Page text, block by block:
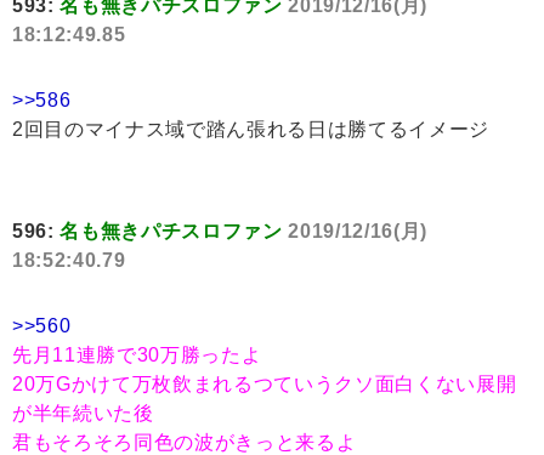
593:名も無きパチスロファン 2019/12/16(月)
18:12:49.85
>>586
2回目のマイナス域で踏ん張れる日は勝てるイメージ
596:名も無きパチスロファン 2019/12/16(月)
18:52:40.79
>>560
先月11連勝で30万勝ったよ
20万Gかけて万枚飲まれるつていうクソ面白くない展開
が半年続いた後
君もそろそろ同色の波がきっと来るよ